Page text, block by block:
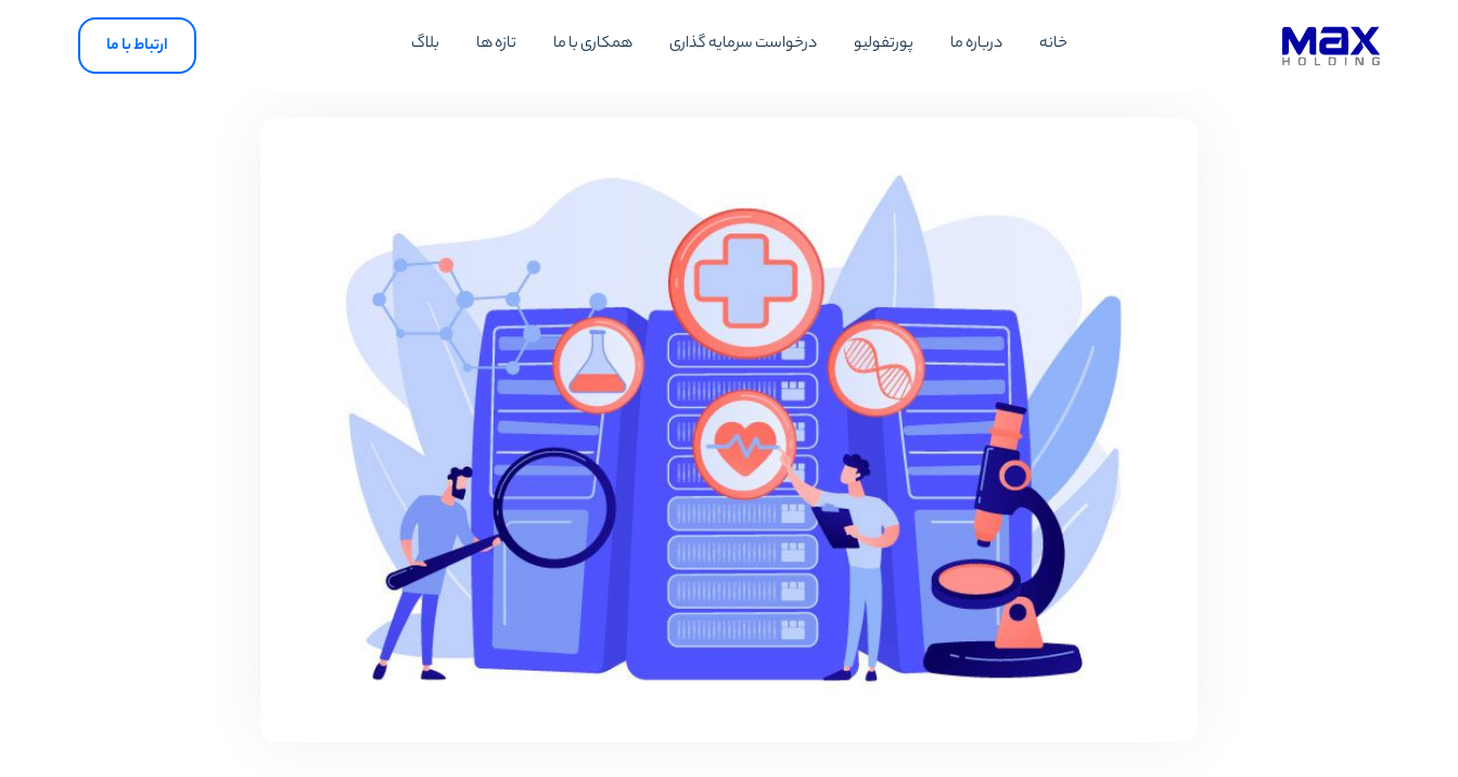
ارتباط با ما خانه درباره ما پورتفولیو درخواست سرمایه گذاری همکاری با ما تازه ها بلاگ